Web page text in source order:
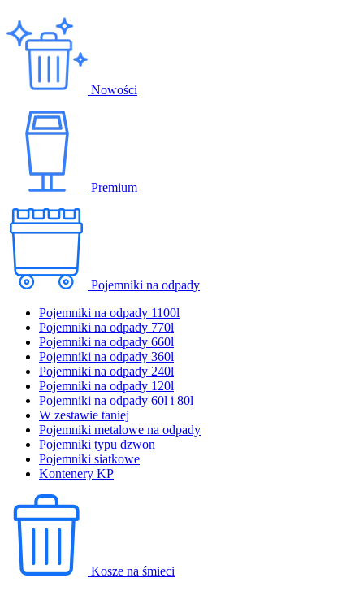
Nowości
Premium
Pojemniki na odpady
Pojemniki na odpady 1100l
Pojemniki na odpady 770l
Pojemniki na odpady 660l
Pojemniki na odpady 360l
Pojemniki na odpady 240l
Pojemniki na odpady 120l
Pojemniki na odpady 60l i 80l
W zestawie taniej
Pojemniki metalowe na odpady
Pojemniki typu dzwon
Pojemniki siatkowe
Kontenery KP
Kosze na śmieci